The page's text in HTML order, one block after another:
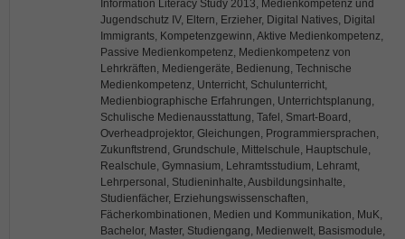
Information Literacy Study 2013, Medienkompetenz und
Jugendschutz IV, Eltern, Erzieher, Digital Natives, Digital
Immigrants, Kompetenzgewinn, Aktive Medienkompetenz,
Passive Medienkompetenz, Medienkompetenz von
Lehrkräften, Mediengeräte, Bedienung, Technische
Medienkompetenz, Unterricht, Schulunterricht,
Medienbiographische Erfahrungen, Unterrichtsplanung,
Schulische Medienausstattung, Tafel, Smart-Board,
Overheadprojektor, Gleichungen, Programmiersprachen,
Zukunftstrend, Grundschule, Mittelschule, Hauptschule,
Realschule, Gymnasium, Lehramtsstudium, Lehramt,
Lehrpersonal, Studieninhalte, Ausbildungsinhalte,
Studienfächer, Erziehungswissenschaften,
Fächerkombinationen, Medien und Kommunikation, MuK,
Bachelor, Master, Studiengang, Medienwelt, Basismodule,